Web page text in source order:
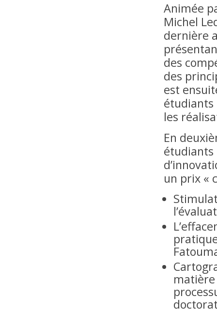
Animée
Michel
dernière
des
des
est
étudiants
les
En
étudiants
un prix «
matière